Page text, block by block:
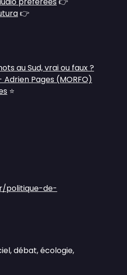
👉
au Sud, vrai ou faux ?
Pages (MORFO)
⭐
politique-de-
débat, écologie,